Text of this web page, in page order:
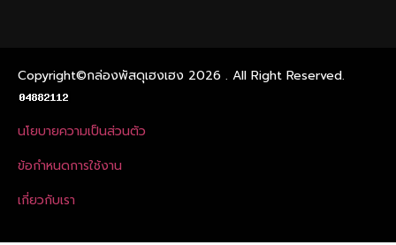
Copyright©กล่องพัสดุเฮงเฮง 2026 . All Right Reserved.
นโยบายความเป็นส่วนตัว
ข้อกําหนดการใช้งาน
เกี่ยวกับเรา